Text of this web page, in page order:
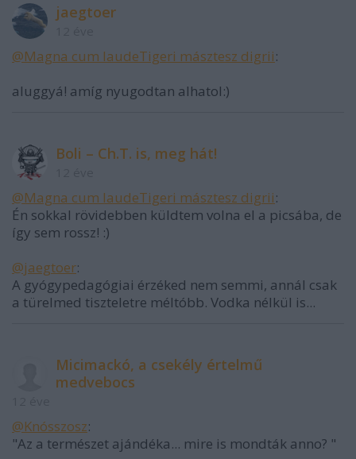
jaegtoer
@Magna cum laudeTigeri másztesz digrii:
aluggyá! amíg nyugodtan alhatol:)
Boli – Ch.T. is, meg hát!
@Magna cum laudeTigeri másztesz digrii:
Én sokkal rövidebben küldtem volna el a picsába, de
így sem rossz! :)
@jaegtoer:
A gyógypedagógiai érzéked nem semmi, annál csak
a türelmed tiszteletre méltóbb. Vodka nélkül is...
Micimackó, a csekély értelmű
medvebocs
@Knósszosz:
"Az a természet ajándéka... mire is mondták anno? "